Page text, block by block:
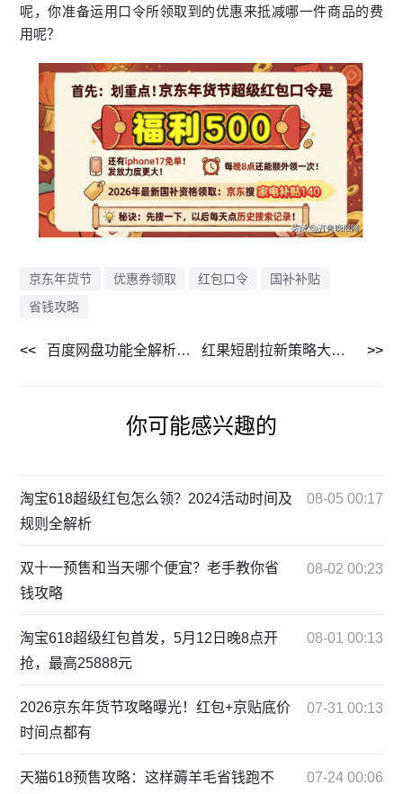
呢，你准备运用口令所领取到的优惠来抵减哪一件商品的费
用呢？
京东年货节 优惠券领取 红包口令
国补补贴
省钱攻略
百度网盘功能全解析：大容量、多平台共享及特色功能介绍 红果短剧拉新策略大揭秘，免费平台如何激进增长用户规模？
你可能感兴趣的
淘宝618超级红包怎么领？2024活动时间及
规则全解析
08-05 00:17
双十一预售和当天哪个便宜？老手教你省
钱攻略
08-02 00:23
淘宝618超级红包首发，5月12日晚8点开
抢，最高25888元
08-01 00:13
2026京东年货节攻略曝光！红包+京贴底价
时间点都有
07-31 00:13
天猫618预售攻略：这样薅羊毛省钱跑不
07-24 00:06